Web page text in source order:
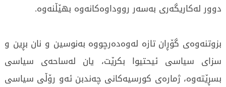
دوور لەکاریگەری بەسەر رووداوەکانەوە بهێڵنەوە.
بزوتنەوەی گۆڕان تازە لەوەدەرچووە بەنوسین و نان بڕین و
سزای سیاسی ئیحتیوا بکرێت، یان لەساحەی سیاسی
بسڕێتەوە، ژمارەی کورسیەکانی چەندبن ئەو رۆڵی سیاسی